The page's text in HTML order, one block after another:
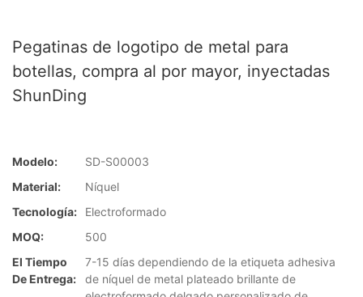
Pegatinas de logotipo de metal para
botellas, compra al por mayor, inyectadas
ShunDing
Modelo:
SD-S00003
Material:
Níquel
Tecnología:
Electroformado
MOQ:
500
El Tiempo
De Entrega:
7-15 días dependiendo de la etiqueta adhesiva
de níquel de metal plateado brillante de